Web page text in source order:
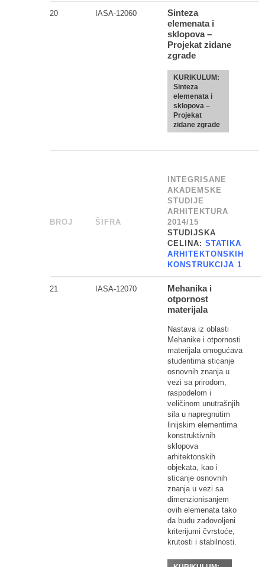
20 IASA-12060
Sinteza
elemenata i
sklopova –
Projekat zidane
zgrade
KURIKULUM:
Sinteza
elemenata i
sklopova –
Projekat
zidane zgrade
BROJ ŠIFRA
INTEGRISANE
AKADEMSKE
STUDIJE
ARHITEKTURA
2014/15
STUDIJSKA
CELINA: STATIKA
ARHITEKTONSKIH
KONSTRUKCIJA 1
21 IASA-12070
Mehanika i
otpornost
materijala
Nastava iz oblasti
Mehanike i otpornosti
materijala omogućava
studentima sticanje
osnovnih znanja u
vezi sa prirodom,
raspodelom i
veličinom unutrašnjih
sila u napregnutim
linijskim elementima
konstruktivnih
sklopova
arhitektonskih
objekata, kao i
sticanje osnovnih
znanja u vezi sa
dimenzionisanjem
ovih elemenata tako
da budu zadovoljeni
kriterijumi čvrstoće,
krutosti i stabilnosti.